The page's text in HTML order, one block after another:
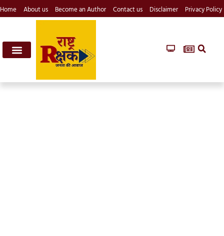
Home About us Become an Author Contact us Disclaimer Privacy Policy